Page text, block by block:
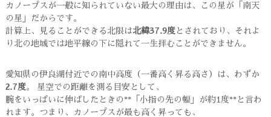
カノープスが一般に知られていない最大の理由は、この星が「南天
の星」だからです。
計算上、見ることができる北限は北緯37.9度とされており、それよ
り北の地域では地平線の下に隠れて一生拝むことができません。
愛知県の伊良湖付近での南中高度（一番高く昇る高さ）は、わずか
2.7度。 星空での距離を測る目安として、
腕をいっぱいに伸ばしたときの**「小指の先の幅」が約1度**と言わ
れます。つまり、カノープスが最も高く昇っても、